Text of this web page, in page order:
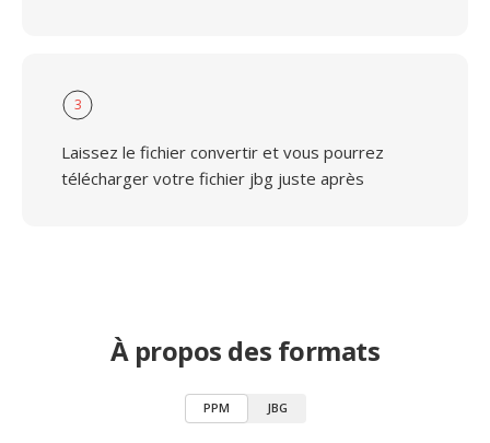
3
Laissez le fichier convertir et vous pourrez
télécharger votre fichier jbg juste après
À propos des formats
PPM JBG